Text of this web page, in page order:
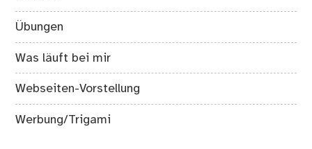
Übungen
Was läuft bei mir
Webseiten-Vorstellung
Werbung/Trigami